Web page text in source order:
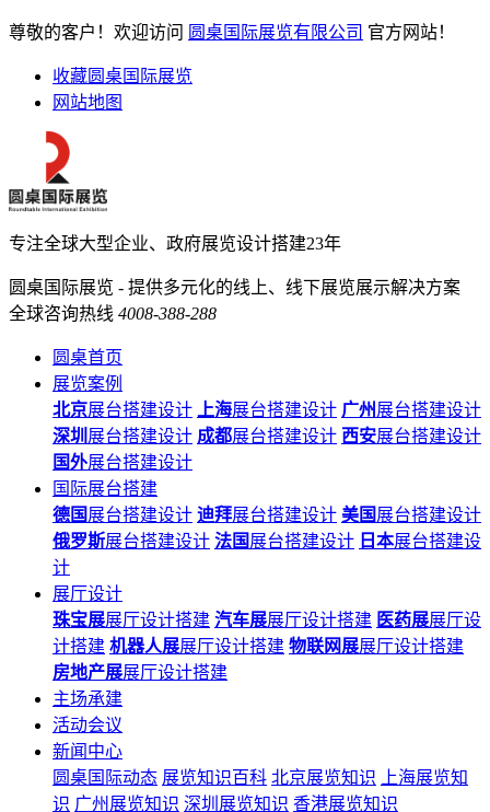
尊敬的客户！欢迎访问 圆桌国际展览有限公司 官方网站！
收藏圆桌国际展览
网站地图
专注全球大型企业、政府展览设计搭建23年
圆桌国际展览 - 提供多元化的线上、线下展览展示解决方案
全球咨询热线 4008-388-288
圆桌首页
展览案例
北京展台搭建设计 上海展台搭建设计 广州展台搭建设计
深圳 展台搭建设计 成都展台搭建设计 西安展台搭建设计
国外展台搭建设计
国际展台搭建
德国 展台搭建设计 迪拜展台搭建设计 美国 展台搭建设计
俄罗斯展台搭建设计 法国 展台搭建设计 日本展台搭建设
计
展厅设计
珠宝展展厅设计搭建 汽车展展厅设计搭建 医药展展厅设
计搭建 机器人展展厅设计搭建 物联网展展厅设计搭建
房地产展展厅设计搭建
主场承建
活动会议
新闻中心
圆桌国际动态 展览知识百科 北京展览知识
上海展览知
识 广州展览知识 深圳展览知识 香港展览知识